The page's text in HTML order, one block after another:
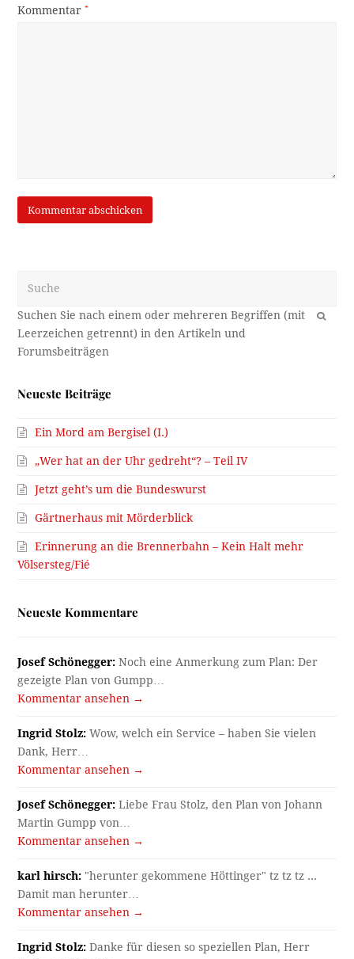
Kommentar*
OK
Neueste Beiträge
Ein Mord am Bergisel (I.)
„Wer hat an der Uhr gedreht“? – Teil IV
Jetzt geht’s um die Bundeswurst
Gärtnerhaus mit Mörderblick
Erinnerung an die Brennerbahn – Kein Halt mehr
Völsersteg/Fié
Neueste Kommentare
Josef Schönegger: Noch eine Anmerkung zum Plan: Der
gezeigte Plan von Gumpp…
Kommentar ansehen →
Ingrid Stolz: Wow, welch ein Service – haben Sie vielen
Dank, Herr…
Kommentar ansehen →
Josef Schönegger: Liebe Frau Stolz, den Plan von Johann
Martin Gumpp von…
Kommentar ansehen →
karl hirsch: "herunter gekommene Höttinger" tz tz tz ...
Damit man herunter…
Kommentar ansehen →
Ingrid Stolz: Danke für diesen so speziellen Plan, Herr